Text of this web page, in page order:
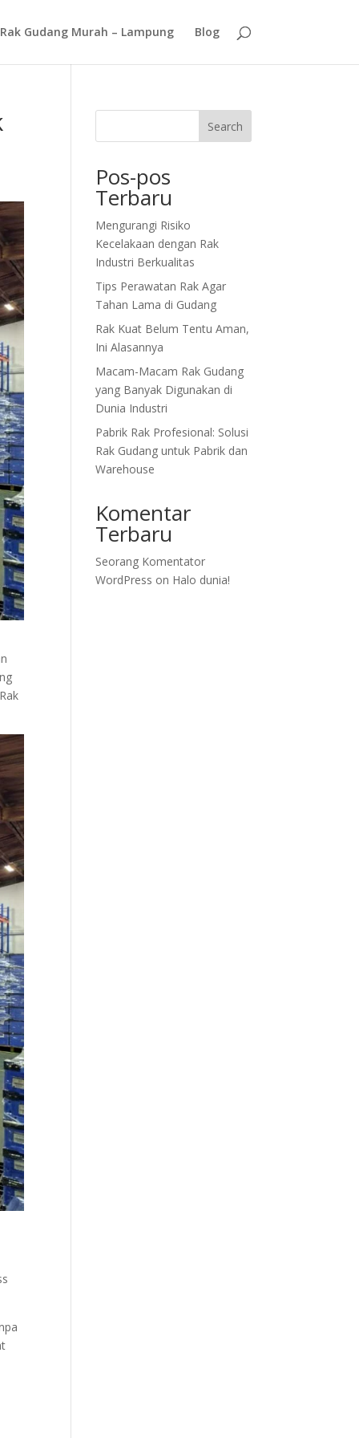
Rak Gudang Murah – Lampung Blog
Search
Pos-pos
Terbaru
Mengurangi Risiko
Kecelakaan dengan Rak
Industri Berkualitas
Tips Perawatan Rak Agar
Tahan Lama di Gudang
Rak Kuat Belum Tentu Aman,
Ini Alasannya
Macam-Macam Rak Gudang
yang Banyak Digunakan di
Dunia Industri
Pabrik Rak Profesional: Solusi
Rak Gudang untuk Pabrik dan
Warehouse
Komentar
Terbaru
Seorang Komentator
WordPress on Halo dunia!